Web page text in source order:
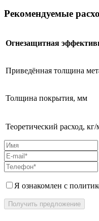
Рекомендуемые
Огнезащитная
Приведённая толщина
Толщина покрытия, мм
Теоретический расход, кг/
Я ознакомлен с
Получить предложение